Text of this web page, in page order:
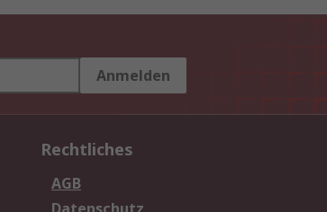
Anmelden
Rechtliches
AGB